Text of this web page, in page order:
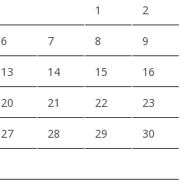
1 2
6 7 8 9
13 14 15 16
20 21 22 23
27 28 29 30